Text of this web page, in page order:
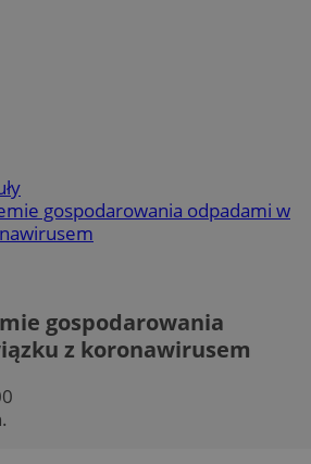
gospodarowania odpadami w
gospodarowania
z koronawirusem